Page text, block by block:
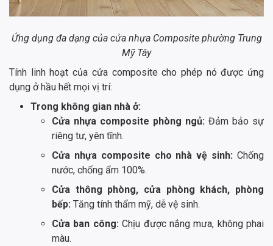
Ứng dụng đa dạng của cửa nhựa Composite phường Trung
Mỹ Tây
Tính linh hoạt của cửa composite cho phép nó được ứng
dụng ở hầu hết mọi vị trí:
Trong không gian nhà ở:
Cửa nhựa composite phòng ngủ: Đảm bảo sự
riêng tư, yên tĩnh.
Cửa nhựa composite cho nhà vệ sinh: Chống
nước, chống ẩm 100%.
Cửa thông phòng, cửa phòng khách, phòng
bếp: Tăng tính thẩm mỹ, dễ vệ sinh.
Cửa ban công:Chịu được nắng mưa, không phai
màu.